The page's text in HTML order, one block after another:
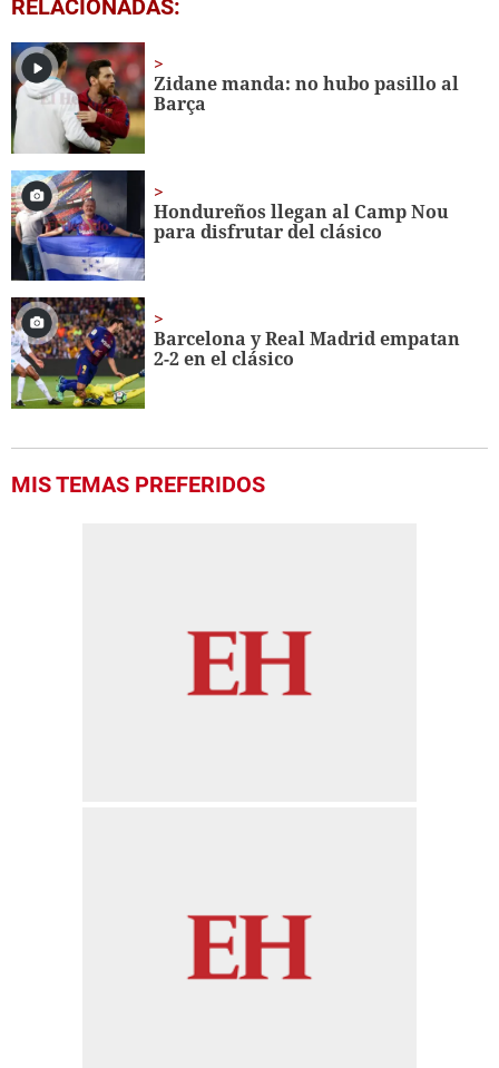
seconds
1
minute,
56
seconds
RELACIONADAS:
Zidane manda: no hubo pasillo al
Barça
Hondureños llegan al Camp Nou
para disfrutar del clásico
Barcelona y Real Madrid empatan
2-2 en el clásico
MIS TEMAS PREFERIDOS